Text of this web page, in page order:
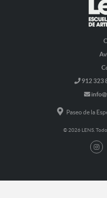
912 323
Paseo de la
© 2026 LENS.